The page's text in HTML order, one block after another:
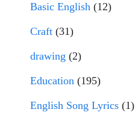
Basic English (12)
Craft (31)
drawing (2)
Education (195)
English Song Lyrics (1)